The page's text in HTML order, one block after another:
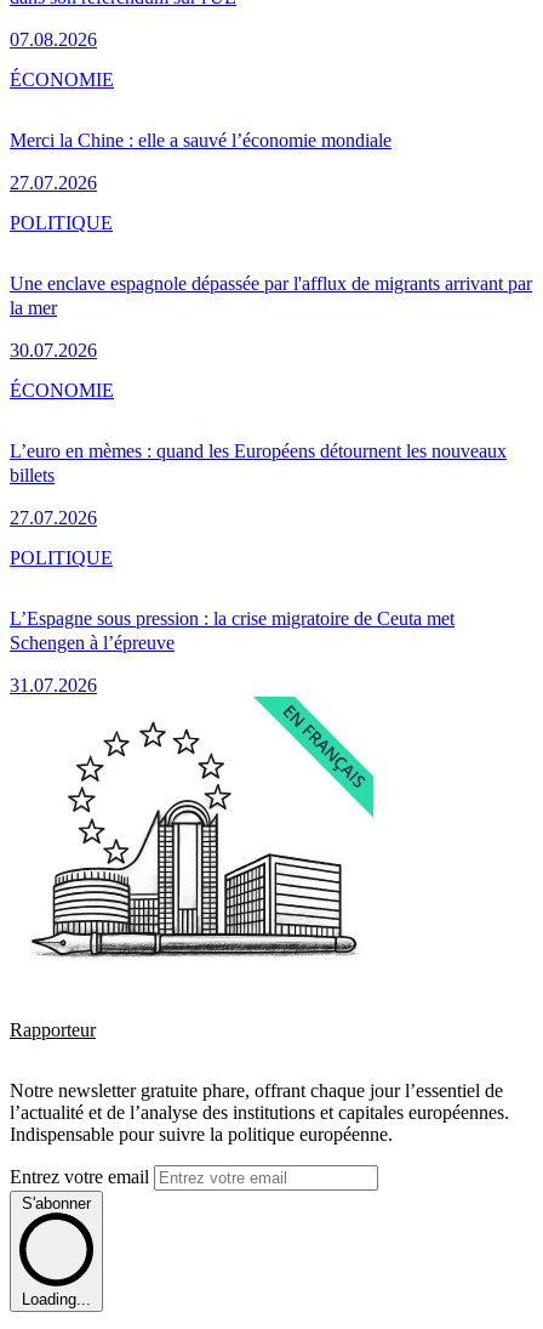
07.08.2026
Merci la Chine : elle a sauvé l’économie mondiale
27.07.2026
ÉCONOMIE
Une enclave espagnole dépassée par l'afflux de migrants arrivant par
la mer
30.07.2026
POLITIQUE
L’euro en mèmes : quand les Européens détournent les nouveaux
billets
27.07.2026
ÉCONOMIE
L’Espagne sous pression : la crise migratoire de Ceuta met
Schengen à l’épreuve
31.07.2026
POLITIQUE
Rapporteur
Notre newsletter gratuite phare, offrant chaque jour l’essentiel de
l’actualité et de l’analyse des institutions et capitales européennes.
Indispensable pour suivre la politique européenne.
Entrez votre email
S'abonner
Loading...